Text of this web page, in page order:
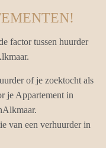
factor tussen huurder
of je zoektocht als
je Appartement in
van een verhuurder in